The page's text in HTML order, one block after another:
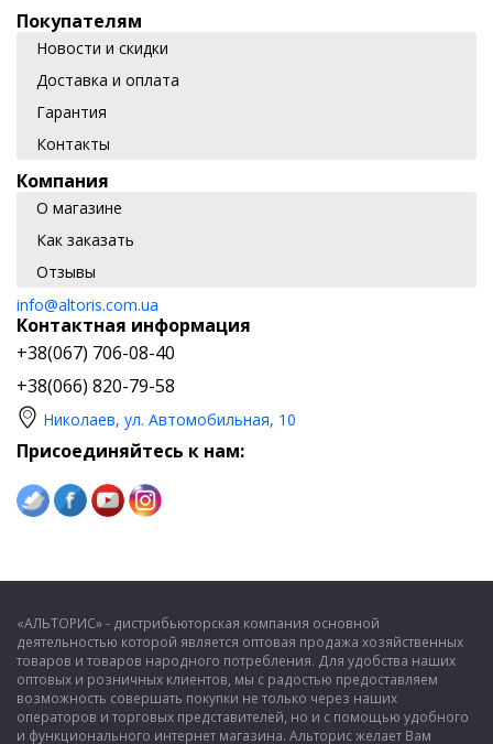
Покупателям
Новости и скидки
Доставка и оплата
Гарантия
Контакты
Компания
О магазине
Как заказать
Отзывы
info@altoris.com.ua
Контактная информация
+38(067) 706-08-40
+38(066) 820-79-58
Николаев, ул. Автомобильная, 10
Присоединяйтесь к нам:
«АЛЬТОРИС» - дистрибьюторская компания основной
деятельностью которой является оптовая продажа хозяйственных
товаров и товаров народного потребления. Для удобства наших
оптовых и розничных клиентов, мы с радостью предоставляем
возможность совершать покупки не только через наших
операторов и торговых представителей, но и с помощью удобного
и функционального интернет магазина. Альторис желает Вам